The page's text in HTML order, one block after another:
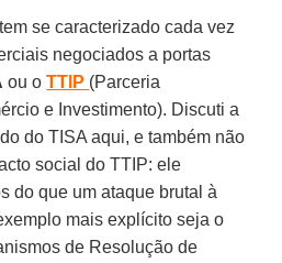
tem se caracterizado cada vez
negociados a portas
ou oTTIP (Parceria
e Investimento). Discuti a
do TISA aqui, e também não
social do TTIP: ele
do que um ataque brutal à
mais explícito seja o
de Resolução de